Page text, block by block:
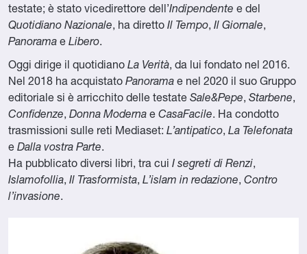
testate; è stato vicedirettore dell’Indipendente e del
Quotidiano Nazionale, ha diretto Il Tempo, Il Giornale,
Panorama e Libero.
Oggi dirige il quotidiano La Verità, da lui fondato nel 2016.
Nel 2018 ha acquistato Panorama e nel 2020 il suo Gruppo
editoriale si è arricchito delle testate Sale&Pepe, Starbene,
Confidenze, Donna Moderna e CasaFacile. Ha condotto
trasmissioni sulle reti Mediaset: L’antipatico, La Telefonata
e Dalla vostra Parte.
Ha pubblicato diversi libri, tra cui I segreti di Renzi,
Islamofollia, Il Trasformista, L’islam in redazione, Contro
l’invasione.